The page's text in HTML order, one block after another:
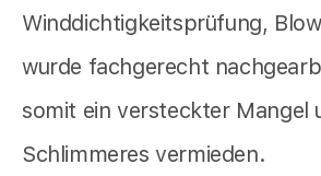
Winddichtigkeitsprüfung,
wurde fachgerecht
somit ein versteckter Mangel
Schlimmeres vermieden.